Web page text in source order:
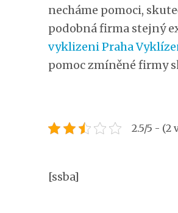
necháme pomoci,
podobná firma stejný
vyklizeni Praha
pomoc zmíněné firmy
2.5/5 - (2
[ssba]